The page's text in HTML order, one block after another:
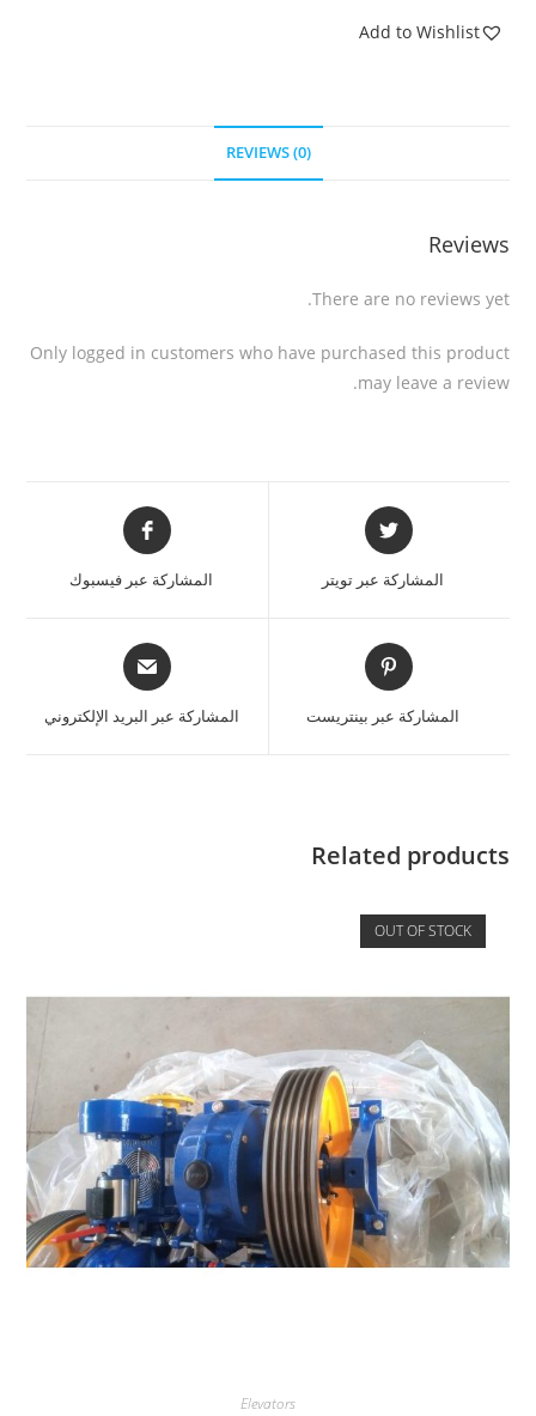
Add to Wishlist
REVIEWS (0)
Reviews
There are no reviews yet.
Only logged in customers who have purchased this product
may leave a review.
المشاركة عبر تويتر المشاركة عبر فيسبوك
المشاركة عبر بينتريست المشاركة عبر البريد الإلكتروني
Related products
OUT OF STOCK
Elevators